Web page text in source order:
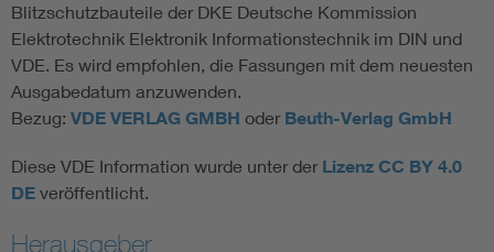
Blitzschutzbauteile der DKE Deutsche Kommission
Elektrotechnik Elektronik Informationstechnik im DIN und
VDE. Es wird empfohlen, die Fassungen mit dem neuesten
Ausgabedatum anzuwenden.
Bezug: VDE VERLAG GMBH oder Beuth-Verlag GmbH
Diese VDE Information wurde unter der Lizenz CC BY 4.0
DE veröffentlicht.
Herausgeber